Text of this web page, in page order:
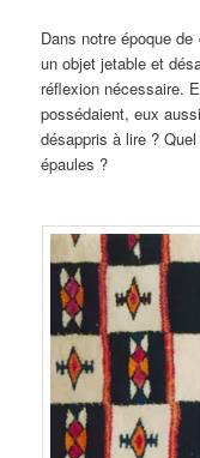
Dans notre époque
un objet jetable et
réflexion nécessaire.
possédaient, eux
désappris à lire ?
épaules ?